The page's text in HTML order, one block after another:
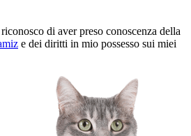
di aver preso conoscenza della
e dei diritti in mio possesso sui miei